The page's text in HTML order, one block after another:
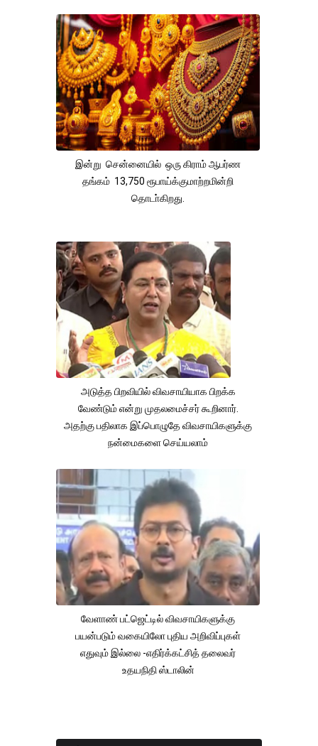
இன்று சென்னையில் ஒரு கிராம் ஆபர்ண
தங்கம் 13,750 ரூபாய்க்குமாற்றமின்றி
தொடா்கிறது.
அடுத்த பிறவியில் விவசாயியாக பிறக்க
வேண்டும் என்று முதலமைச்சர் கூறினார்.
அதற்கு பதிலாக இப்பொழுதே விவசாயிகளுக்கு
நன்மைகளை செய்யலாம்
வேளாண் பட்ஜெட்டில் விவசாயிகளுக்கு
பயன்படும் வகையிலோ புதிய அறிவிப்புகள்
எதுவும் இல்லை -எதிர்க்கட்சித் தலைவர்
உதயநிதி ஸ்டாலின்